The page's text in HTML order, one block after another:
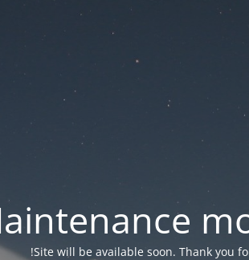
Site will be available soon. Thank you